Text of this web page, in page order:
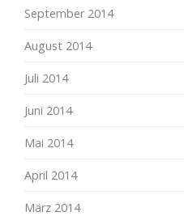
September 2014
August 2014
Juli 2014
Juni 2014
Mai 2014
April 2014
März 2014